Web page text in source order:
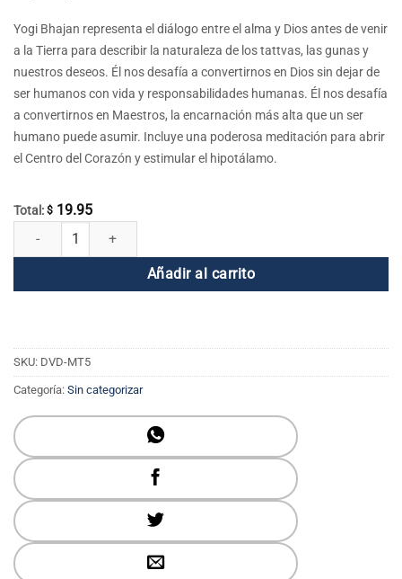
Yogi Bhajan representa el diálogo entre el alma y Dios antes de venir
a la Tierra para describir la naturaleza de los tattvas, las gunas y
nuestros deseos. Él nos desafía a convertirnos en Dios sin dejar de
ser humanos con vida y responsabilidades humanas. Él nos desafía
a convertirnos en Maestros, la encarnación más alta que un ser
humano puede asumir. Incluye una poderosa meditación para abrir
el Centro del Corazón y estimular el hipotálamo.
Total: $ 19.95
DVD El toque del maestro Volumen 5: Dios descendente y humano
Añadir al carrito
SKU: DVD-MT5
Categoría: Sin categorizar